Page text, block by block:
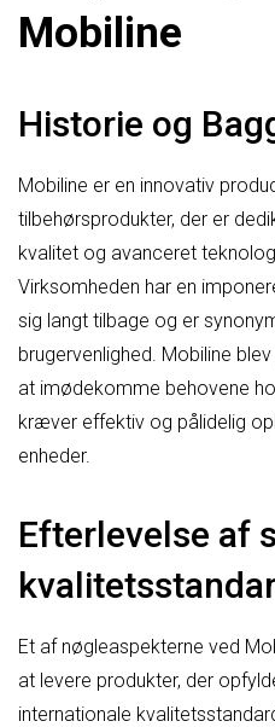
Mobiline
Historie og
Mobiline er en innovativ
tilbehørsprodukter, der er
kvalitet og avanceret
Virksomheden har en
sig langt tilbage og er
brugervenlighed. Mobiline
at imødekomme behovene
kræver effektiv og pålidelig
enheder.
Efterlevelse af
Et af nøgleaspekterne ved
at levere produkter, der
internationale